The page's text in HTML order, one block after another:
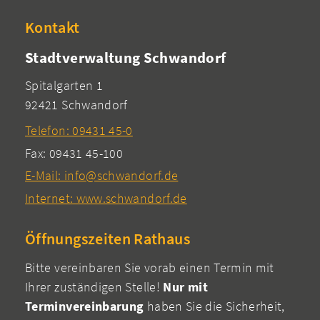
Kontakt
Stadtverwaltung Schwandorf
Spitalgarten 1
92421 Schwandorf
Telefon: 09431 45-0
Fax: 09431 45-100
E-Mail: info@schwandorf.de
Internet: www.schwandorf.de
Öffnungszeiten Rathaus
Bitte vereinbaren Sie vorab einen Termin mit
Ihrer zuständigen Stelle! Nur mit
Terminvereinbarung haben Sie die Sicherheit,